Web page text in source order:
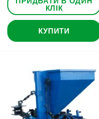
КЛІК
КУПИТИ